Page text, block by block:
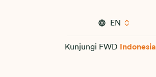
EN
Kunjungi FWD Indonesia